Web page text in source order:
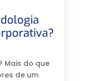
Mais do que
de um